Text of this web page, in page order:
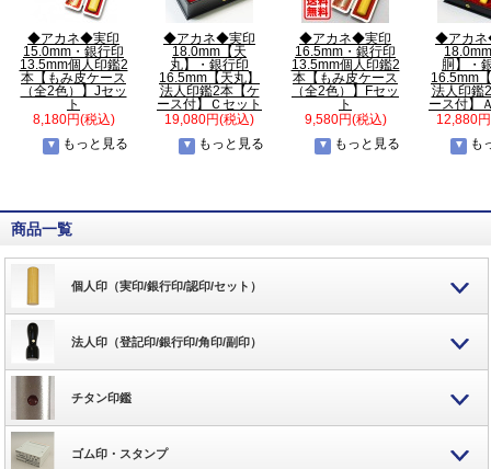
◆アカネ◆実印
15.0mm・銀行印
13.5mm個人印鑑2
本【もみ皮ケース
（全2色）】Jセッ
ト
8,180円(税込)
もっと見る
◆アカネ◆実印
18.0mm【天
丸】・銀行印
16.5mm【天丸】
法人印鑑2本【ケ
ース付】Ｃセット
19,080円(税込)
もっと見る
◆アカネ◆実印
16.5mm・銀行印
13.5mm個人印鑑2
本【もみ皮ケース
（全2色）】Fセッ
ト
9,580円(税込)
もっと見る
◆アカ
胴】・
16.5mm
法人印鑑
ース付】
12,880
も
商品一覧
個人印（実印/銀行印/認印/セット）
法人印（登記印/銀行印/角印/副印）
チタン印鑑
ゴム印・スタンプ